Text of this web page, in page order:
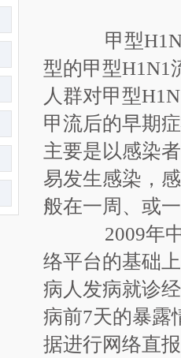
甲型H1N1
型的甲型H1N1
人群对甲型
甲流后的早期
主要是以感染
易发生感染，
般在一周、或
2009年中
络平台的基础
病人发病就诊
病前7天的暴露
据进行网络直